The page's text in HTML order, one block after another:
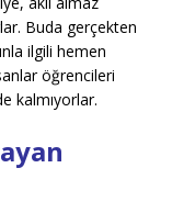
Buda gerçekten
ilgili hemen
öğrencileri
kalmıyorlar.